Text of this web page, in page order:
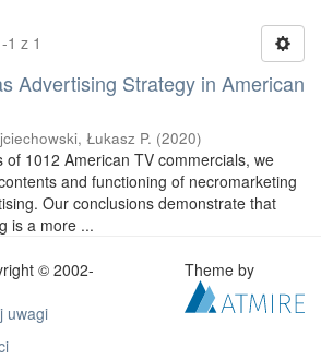
1 z 1
Advertising Strategy in American
Łukasz P. (2020)
of 1012 American TV commercials, we
and functioning of necromarketing
Our conclusions demonstrate that
is a more ...
© 2002-
uwagi
Theme by